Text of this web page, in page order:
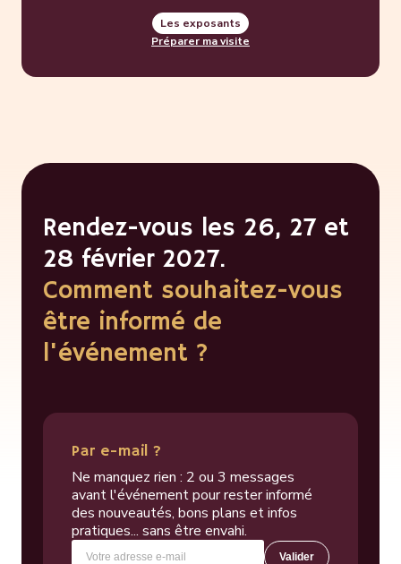
Les exposants
Préparer ma visite
Rendez-vous les 26, 27 et
28 février 2027.
Comment souhaitez-vous
être informé de
l'événement ?
Par e-mail ?
Ne manquez rien : 2 ou 3 messages
avant l'événement pour rester informé
des nouveautés, bons plans et infos
pratiques... sans être envahi.
Valider